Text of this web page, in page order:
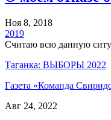
Ноя 8, 2018
2019
Считаю всю данную
Таганка: ВЫБОРЫ 2022
Газета «Команда
Авг 24, 2022